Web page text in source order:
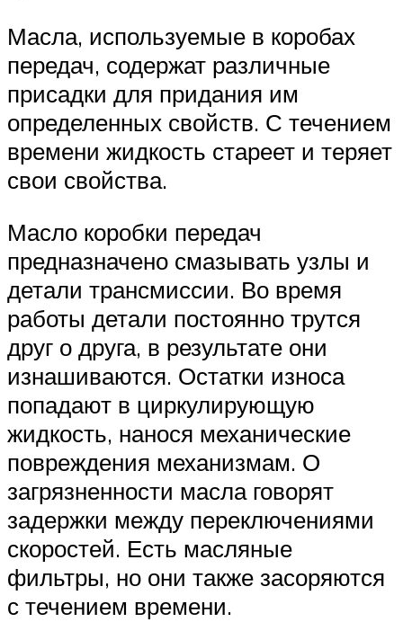
Масла, используемые в коробах
передач, содержат различные
присадки для придания им
определенных свойств. С течением
времени жидкость стареет и теряет
свои свойства.
Масло коробки передач
предназначено смазывать узлы и
детали трансмиссии. Во время
работы детали постоянно трутся
друг о друга, в результате они
изнашиваются. Остатки износа
попадают в циркулирующую
жидкость, нанося механические
повреждения механизмам. О
загрязненности масла говорят
задержки между переключениями
скоростей. Есть масляные
фильтры, но они также засоряются
с течением времени.